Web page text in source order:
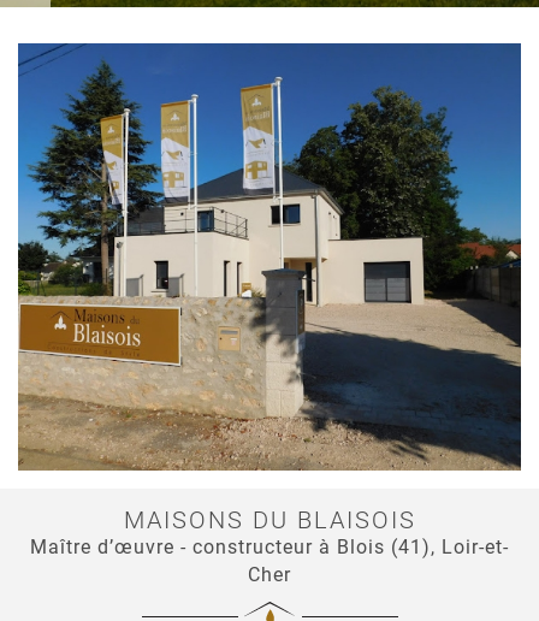
MAISONS DU BLAISOIS
Maître d’œuvre - constructeur à Blois (41), Loir-et-
Cher